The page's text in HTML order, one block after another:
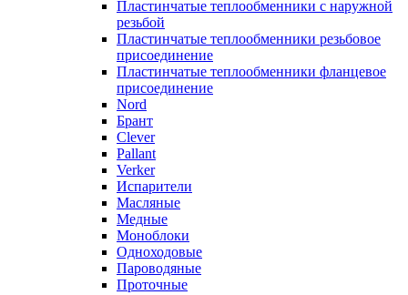
Пластинчатые теплообменники с наружной
резьбой
Пластинчатые теплообменники резьбовое
присоединение
Пластинчатые теплообменники фланцевое
присоединение
Nord
Брант
Clever
Pallant
Verker
Испарители
Масляные
Медные
Моноблоки
Одноходовые
Пароводяные
Проточные